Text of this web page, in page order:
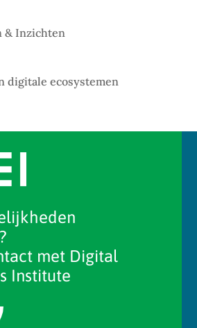
& Inzichten
digitale ecosystemen
met Digital
Institute